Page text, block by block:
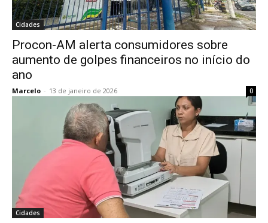
Cidades
Procon-AM alerta consumidores sobre
aumento de golpes financeiros no início do
ano
Marcelo - 13 de janeiro de 2026 0
Cidades